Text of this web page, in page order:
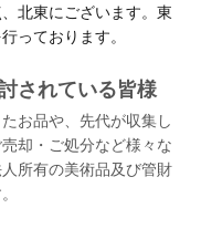
北東にございます。東
っております。
されている皆様
お品や、先代が収集し
却・ご処分など様々な
所有の美術品及び管財